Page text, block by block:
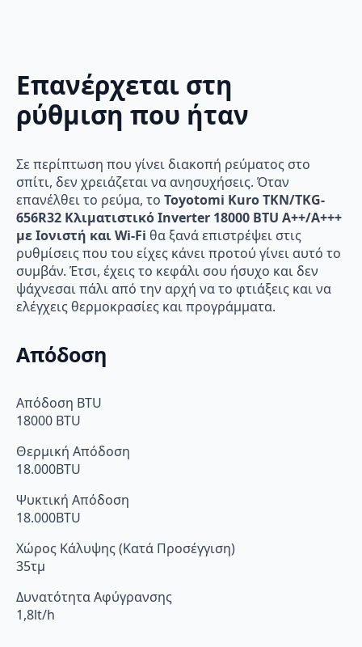
Επανέρχεται στη
ρύθμιση που ήταν
Σε περίπτωση που γίνει διακοπή ρεύματος στο
σπίτι, δεν χρειάζεται να ανησυχήσεις. Όταν
επανέλθει το ρεύμα, το Toyotomi Kuro TKN/TKG-
656R32 Κλιματιστικό Inverter 18000 BTU A++/A+++
με Ιονιστή και Wi-Fi θα ξανά επιστρέψει στις
ρυθμίσεις που του είχες κάνει προτού γίνει αυτό το
συμβάν. Έτσι, έχεις το κεφάλι σου ήσυχο και δεν
ψάχνεσαι πάλι από την αρχή να το φτιάξεις και να
ελέγχεις θερμοκρασίες και προγράμματα.
Απόδοση
Απόδοση BTU
18000 BTU
Θερμική Απόδοση
18.000BTU
Ψυκτική Απόδοση
18.000BTU
Χώρος Κάλυψης (Κατά Προσέγγιση)
35τμ
Δυνατότητα Αφύγρανσης
1,8lt/h